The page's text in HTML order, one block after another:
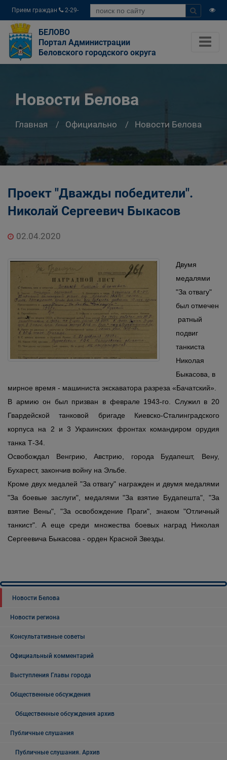
Прием граждан
2-29-
04
БЕЛОВО
Портал Администрации
Беловского городского округа
Новости Белова
Главная Официально Новости Белова
Проект "Дважды победители".
Николай Сергеевич Быкасов
02.04.2020
Двумя
медалями
"За отвагу"
был отмечен
ратный
подвиг
танкиста
Николая
Быкасова, в
мирное время - машиниста экскаватора разреза «Бачатский».
В армию он был призван в феврале 1943-го. Служил в 20
Гвардейской танковой бригаде Киевско-Сталинградского
корпуса на 2 и 3 Украинских фронтах командиром орудия
танка Т-34.
Освобождал Венгрию, Австрию, города Будапешт, Вену,
Бухарест, закончив войну на Эльбе.
Кроме двух медалей "За отвагу" награжден и двумя медалями
"За боевые заслуги", медалями "За взятие Будапешта", "За
взятие Вены", "За освобождение Праги", знаком "Отличный
танкист". А еще среди множества боевых наград Николая
Сергеевича Быкасова - орден Красной Звезды.
Новости Белова
Новости региона
Консультативные советы
Официальный комментарий
Выступления Главы города
Общественные обсуждения
Общественные обсуждения архив
Публичные слушания
Публичные слушания. Архив